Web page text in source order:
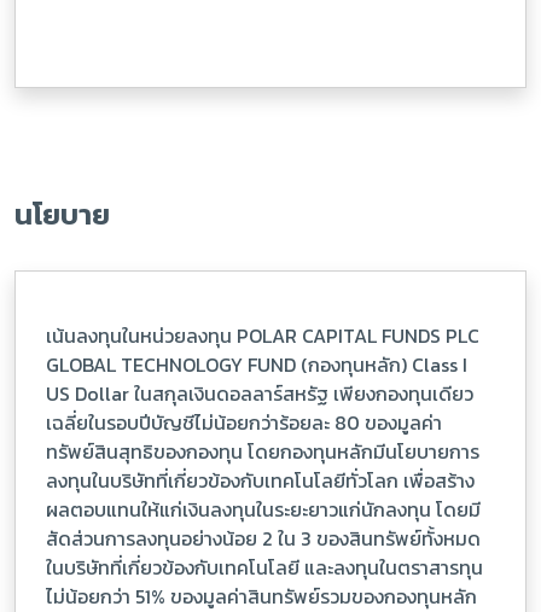
นโยบาย
เน้นลงทุนในหน่วยลงทุน POLAR CAPITAL FUNDS PLC
GLOBAL TECHNOLOGY FUND (กองทุนหลัก) Class I
US Dollar ในสกุลเงินดอลลาร์สหรัฐ เพียงกองทุนเดียว
เฉลี่ยในรอบปีบัญชีไม่น้อยกว่าร้อยละ 80 ของมูลค่า
ทรัพย์สินสุทธิของกองทุน โดยกองทุนหลักมีนโยบายการ
ลงทุนในบริษัทที่เกี่ยวข้องกับเทคโนโลยีทั่วโลก เพื่อสร้าง
ผลตอบแทนให้แก่เงินลงทุนในระยะยาวแก่นักลงทุน โดยมี
สัดส่วนการลงทุนอย่างน้อย 2 ใน 3 ของสินทรัพย์ทั้งหมด
ในบริษัทที่เกี่ยวข้องกับเทคโนโลยี และลงทุนในตราสารทุน
ไม่น้อยกว่า 51% ของมูลค่าสินทรัพย์รวมของกองทุนหลัก